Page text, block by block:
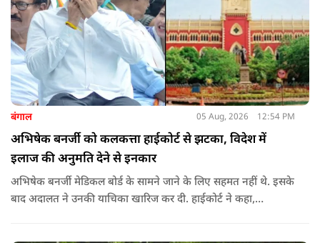
बंगाल 05 Aug, 2026 12:54 PM
अभिषेक बनर्जी को कलकत्ता हाईकोर्ट से झटका, विदेश में
इलाज की अनुमति देने से इनकार
अभिषेक बनर्जी मेडिकल बोर्ड के सामने जाने के लिए सहमत नहीं थे. इसके
बाद अदालत ने उनकी याचिका खारिज कर दी. हाईकोर्ट ने कहा,